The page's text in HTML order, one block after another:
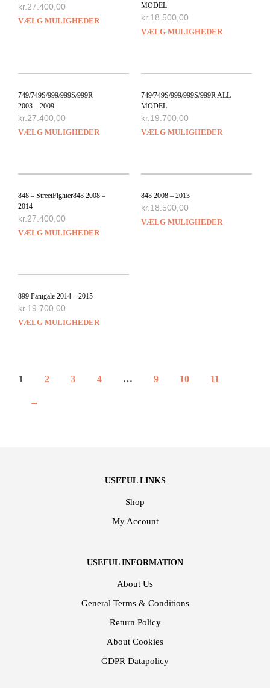
kr. 27.400,00
VÆLG MULIGHEDER
MODEL
kr. 18.500,00
VÆLG MULIGHEDER
749/749S/999/999S/999R
2003 – 2009
kr. 27.400,00
VÆLG MULIGHEDER
749/749S/999/999S/999R ALL
MODEL
kr. 19.700,00
VÆLG MULIGHEDER
848 – StreetFighter848 2008 –
2014
kr. 27.400,00
VÆLG MULIGHEDER
848 2008 – 2013
kr. 18.500,00
VÆLG MULIGHEDER
899 Panigale 2014 – 2015
kr. 19.700,00
VÆLG MULIGHEDER
1 2 3 4 … 9 10 11
→
USEFUL LINKS
Shop
My Account
USEFUL INFORMATION
About Us
General Terms & Conditions
Return Policy
About Cookies
GDPR Datapolicy